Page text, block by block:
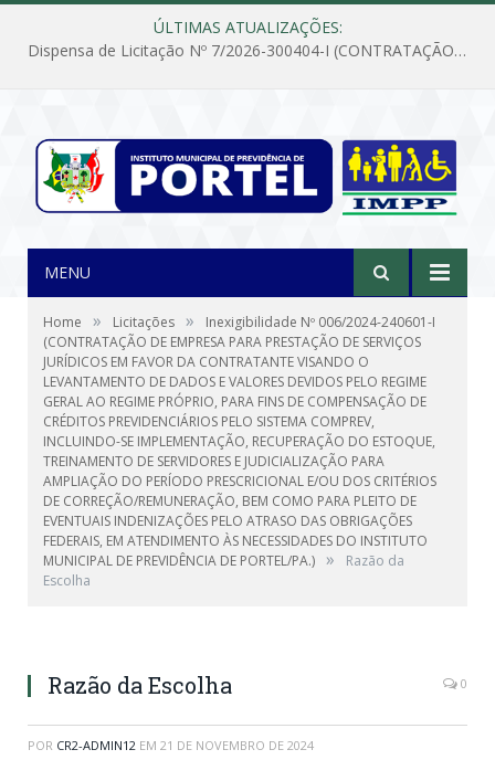
ÚLTIMAS ATUALIZAÇÕES:
Dispensa de Licitação Nº 7/2026-300404-I (CONTRATAÇÃO DE EMPRESA PARA MANUTENÇÃO E REPARAÇÃO DE APARELHOS DE AR CONDICIONADO, EM ATENDIMENTO ÀS NECESSIDADES DO INSTITUTO DE PREVIDÊNCIA MUNICIPAL DE PORTEL/PA)
MENU
Home » Licitações »
Inexigibilidade Nº 006/2024-240601-I
(CONTRATAÇÃO DE EMPRESA PARA PRESTAÇÃO DE SERVIÇOS
JURÍDICOS EM FAVOR DA CONTRATANTE VISANDO O
LEVANTAMENTO DE DADOS E VALORES DEVIDOS PELO REGIME
GERAL AO REGIME PRÓPRIO, PARA FINS DE COMPENSAÇÃO DE
CRÉDITOS PREVIDENCIÁRIOS PELO SISTEMA COMPREV,
INCLUINDO-SE IMPLEMENTAÇÃO, RECUPERAÇÃO DO ESTOQUE,
TREINAMENTO DE SERVIDORES E JUDICIALIZAÇÃO PARA
AMPLIAÇÃO DO PERÍODO PRESCRICIONAL E/OU DOS CRITÉRIOS
DE CORREÇÃO/REMUNERAÇÃO, BEM COMO PARA PLEITO DE
EVENTUAIS INDENIZAÇÕES PELO ATRASO DAS OBRIGAÇÕES
FEDERAIS, EM ATENDIMENTO ÀS NECESSIDADES DO INSTITUTO
MUNICIPAL DE PREVIDÊNCIA DE PORTEL/PA.) »
Razão da
Escolha
Razão da Escolha 0
POR CR2-ADMIN12 EM 21 DE NOVEMBRO DE 2024